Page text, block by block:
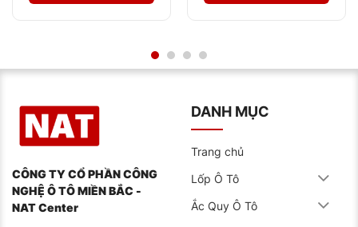
CÔNG TY CỔ PHẦN CÔNG
NGHỆ Ô TÔ MIỀN BẮC -
NAT Center
DANH MỤC
Trang chủ
Lốp Ô Tô
Ắc Quy Ô Tô